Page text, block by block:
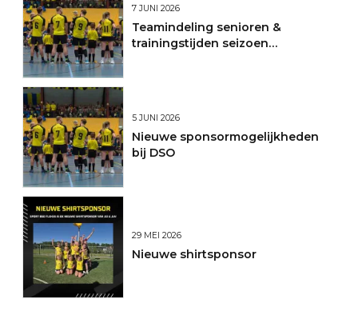
7 JUNI 2026
Teamindeling senioren &
trainingstijden seizoen
5 JUNI 2026
Nieuwe sponsormogelijkheden
bij DSO
29 MEI 2026
Nieuwe shirtsponsor